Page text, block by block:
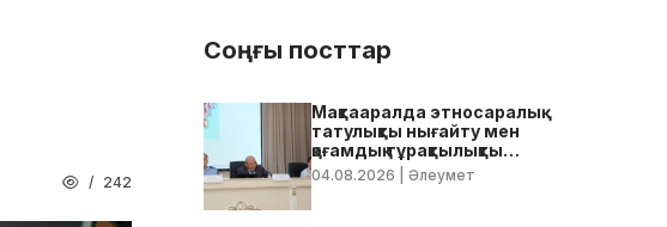
242
Соңғы посттар
Мақтааралда этносаралық
татулықты нығайту мен
қоғамдық тұрақтылықты
қамтамасыз ету бойынша
жедел кеңес өтті
04.08.2026 | Әлеумет